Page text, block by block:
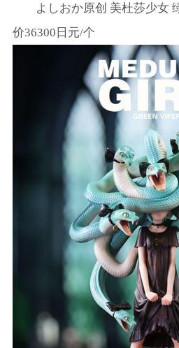
よしおか原创 美杜莎少女
价36300日元/个